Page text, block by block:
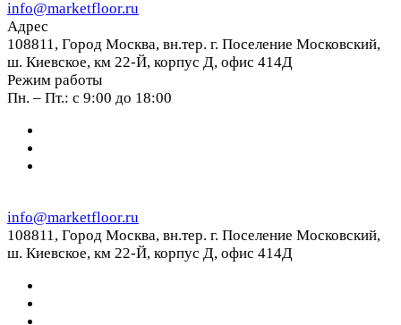
info@marketfloor.ru
Адрес
108811, Город Москва, вн.тер. г. Поселение Московский,
ш. Киевское, км 22-Й, корпус Д, офис 414Д
Режим работы
Пн. – Пт.: с 9:00 до 18:00
info@marketfloor.ru
108811, Город Москва, вн.тер. г. Поселение Московский,
ш. Киевское, км 22-Й, корпус Д, офис 414Д